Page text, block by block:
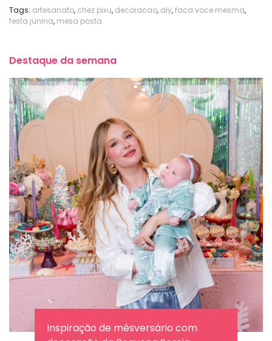
Tags: artesanato, chez pixu, decoracao, diy,faca voce mesma,
festa junina, mesa posta
Destaque da semana
Inspiração de mêsversário com